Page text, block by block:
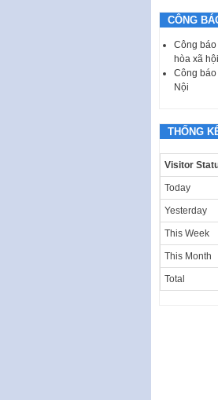
CÔNG
Công
hòa xã
Công
Nội
THỐNG
Visitor
Today
Yesterday
This Week
This Month
Total